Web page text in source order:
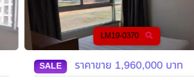
LM19-0370
ราคาขาย1,960,000บาท